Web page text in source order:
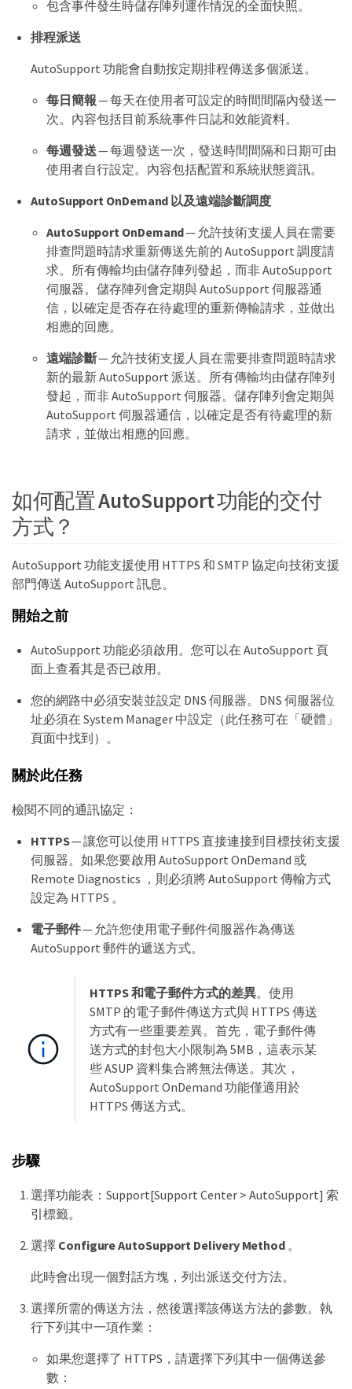
包含事件發生時儲存陣列運作情況的全面快照。
排程派送
AutoSupport 功能會自動按定期排程傳送多個派送。
每日簡報— 每天在使用者可設定的時間間隔內發送一
次。內容包括目前系統事件日誌和效能資料。
每週發送— 每週發送一次，發送時間間隔和日期可由
使用者自行設定。內容包括配置和系統狀態資訊。
AutoSupport OnDemand 以及遠端診斷調度
AutoSupport OnDemand— 允許技術支援人員在需要
排查問題時請求重新傳送先前的 AutoSupport 調度請
求。所有傳輸均由儲存陣列發起，而非 AutoSupport
伺服器。儲存陣列會定期與 AutoSupport 伺服器通
信，以確定是否存在待處理的重新傳輸請求，並做出
相應的回應。
遠端診斷— 允許技術支援人員在需要排查問題時請求
新的最新 AutoSupport 派送。所有傳輸均由儲存陣列
發起，而非 AutoSupport 伺服器。儲存陣列會定期與
AutoSupport 伺服器通信，以確定是否有待處理的新
請求，並做出相應的回應。
如何配置 AutoSupport 功能的交付
方式？
AutoSupport 功能支援使用 HTTPS 和 SMTP 協定向技術支援
部門傳送 AutoSupport 訊息。
開始之前
AutoSupport 功能必須啟用。您可以在 AutoSupport 頁
面上查看其是否已啟用。
您的網路中必須安裝並設定 DNS 伺服器。DNS 伺服器位
址必須在 System Manager 中設定（此任務可在「硬體」
頁面中找到）。
關於此任務
檢閱不同的通訊協定：
HTTPS— 讓您可以使用 HTTPS 直接連接到目標技術支援
伺服器。如果您要啟用 AutoSupport OnDemand 或
Remote Diagnostics ，則必須將 AutoSupport 傳輸方式
設定為 HTTPS 。
電子郵件— 允許您使用電子郵件伺服器作為傳送
AutoSupport 郵件的遞送方式。
HTTPS 和電子郵件方式的差異。使用
SMTP 的電子郵件傳送方式與 HTTPS 傳送
方式有一些重要差異。首先，電子郵件傳
送方式的封包大小限制為 5MB，這表示某
些 ASUP 資料集合將無法傳送。其次，
AutoSupport OnDemand 功能僅適用於
HTTPS 傳送方式。
步驟
選擇功能表：Support[Support Center > AutoSupport] 索
引標籤。
選擇 Configure AutoSupport Delivery Method 。
此時會出現一個對話方塊，列出派送交付方法。
選擇所需的傳送方法，然後選擇該傳送方法的參數。執
行下列其中一項作業：
如果您選擇了 HTTPS，請選擇下列其中一個傳送參
數：